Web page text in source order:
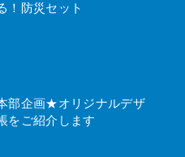
！防災セット
部企画★オリジナルデザ
をご紹介します